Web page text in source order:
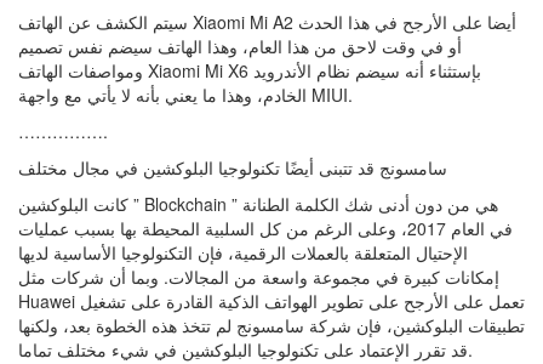
سيتم الكشف عن الهاتف Xiaomi Mi A2 أيضا على الأرجح في هذا الحدث
أو في وقت لاحق من هذا العام، وهذا الهاتف سيضم نفس تصميم
ومواصفات الهاتف Xiaomi Mi X6 بإستثناء أنه سيضم نظام الأندرويد
الخادم، وهذا ما يعني بأنه لا يأتي مع واجهة MIUI.
…………….
سامسونج قد تتبنى أيضًا تكنولوجيا البلوكشين في مجال مختلف
كانت البلوكشين ” Blockchain ” هي من دون أدنى شك الكلمة الطنانة
في العام 2017، وعلى الرغم من كل السلبية المحيطة بها بسبب عمليات
الإحتيال المتعلقة بالعملات الرقمية، فإن التكنولوجيا الأساسية لديها
إمكانات كبيرة في مجموعة واسعة من المجالات. وبما أن شركات مثل
Huawei تعمل على الأرجح على تطوير الهواتف الذكية القادرة على تشغيل
تطبيقات البلوكشين، فإن شركة سامسونج لم تتخذ هذه الخطوة بعد، ولكنها
قد تقرر الإعتماد على تكنولوجيا البلوكشين في شيء مختلف تماما.